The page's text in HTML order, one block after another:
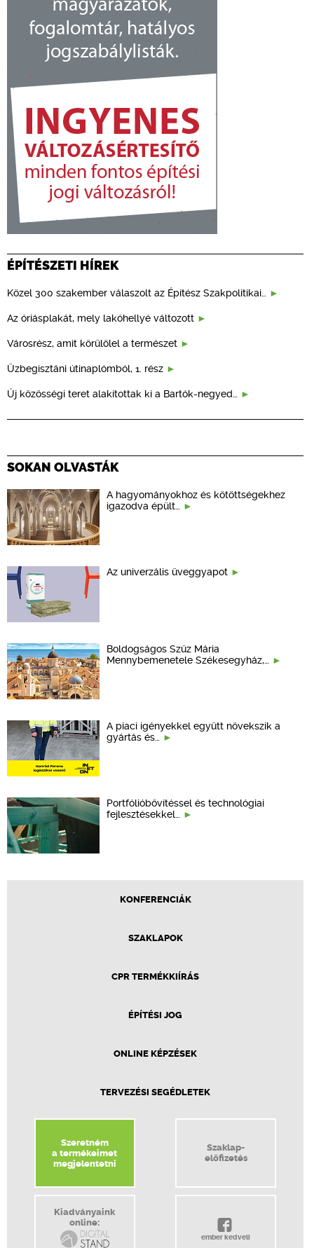
ÉPÍTÉSZETI HÍREK
Közel 300 szakember válaszolt az Építész Szakpolitikai…
Az óriásplakát, mely lakóhellyé változott
Városrész, amit körülölel a természet
Üzbegisztáni útinaplómból, 1. rész
Új közösségi teret alakítottak ki a Bartók-negyed…
SOKAN OLVASTÁK
A hagyományokhoz és kötöttségekhez
igazodva épült…
Az univerzális üveggyapot
Boldogságos Szűz Mária
Mennybemenetele Székesegyház,…
A piaci igényekkel együtt növekszik a
gyártás és…
Portfólióbővítéssel és technológiai
fejlesztésekkel…
KONFERENCIÁK
SZAKLAPOK
CPR TERMÉKKIÍRÁS
ÉPÍTÉSI JOG
ONLINE KÉPZÉSEK
TERVEZÉSI SEGÉDLETEK
Szeretném
a termékeimet
megjelentetni
Szaklap-
előfizetés
Kiadványaink
online:
ember kedveli